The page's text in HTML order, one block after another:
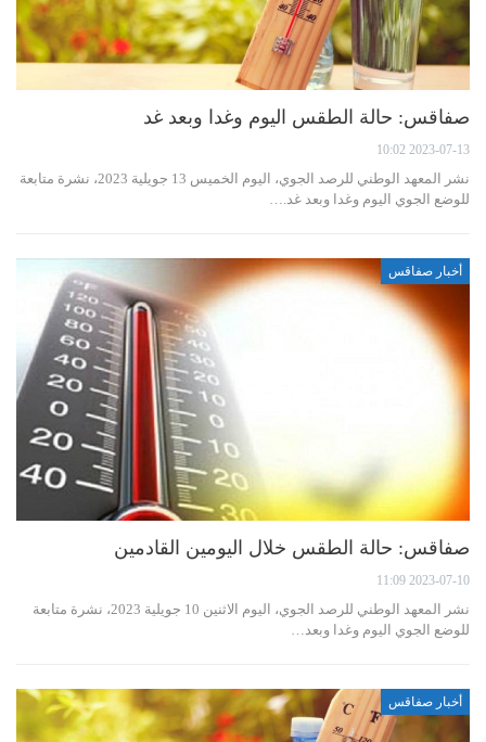
صفاقس: حالة الطقس اليوم وغدا وبعد غد
2023-07-13 10:02
نشر المعهد الوطني للرصد الجوي، اليوم الخميس 13 جويلية 2023، نشرة متابعة
للوضع الجوي اليوم وغدا وبعد غد.…
أخبار صفاقس
صفاقس: حالة الطقس خلال اليومين القادمين
2023-07-10 11:09
نشر المعهد الوطني للرصد الجوي، اليوم الاثنين 10 جويلية 2023، نشرة متابعة
للوضع الجوي اليوم وغدا وبعد…
أخبار صفاقس